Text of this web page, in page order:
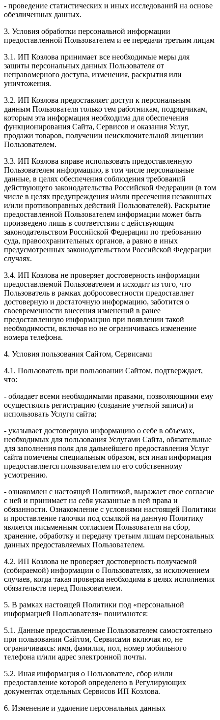
- проведение статистических и иных исследований на основе
обезличенных данных.
3. Условия обработки персональной информации
предоставленной Пользователем и ее передачи третьим лицам
3.1. ИП Козлова принимает все необходимые меры для
защиты персональных данных Пользователя от
неправомерного доступа, изменения, раскрытия или
уничтожения.
3.2. ИП Козлова предоставляет доступ к персональным
данным Пользователя только тем работникам, подрядчикам,
которым эта информация необходима для обеспечения
функционирования Сайта, Сервисов и оказания Услуг,
продажи товаров, получении неисключительной лицензии
Пользователем.
3.3. ИП Козлова вправе использовать предоставленную
Пользователем информацию, в том числе персональные
данные, в целях обеспечения соблюдения требований
действующего законодательства Российской Федерации (в том
числе в целях предупреждения и/или пресечения незаконных
и/или противоправных действий Пользователей). Раскрытие
предоставленной Пользователем информации может быть
произведено лишь в соответствии с действующим
законодательством Российской Федерации по требованию
суда, правоохранительных органов, а равно в иных
предусмотренных законодательством Российской Федерации
случаях.
3.4. ИП Козлова не проверяет достоверность информации
предоставляемой Пользователем и исходит из того, что
Пользователь в рамках добросовестности предоставляет
достоверную и достаточную информацию, заботится о
своевременности внесения изменений в ранее
предоставленную информацию при появлении такой
необходимости, включая но не ограничиваясь изменение
номера телефона.
4. Условия пользования Сайтом, Сервисами
4.1. Пользователь при пользовании Сайтом, подтверждает,
что:
- обладает всеми необходимыми правами, позволяющими ему
осуществлять регистрацию (создание учетной записи) и
использовать Услуги сайта;
- указывает достоверную информацию о себе в объемах,
необходимых для пользования Услугами Сайта, обязательные
для заполнения поля для дальнейшего предоставления Услуг
сайта помечены специальным образом, вся иная информация
предоставляется пользователем по его собственному
усмотрению.
- ознакомлен с настоящей Политикой, выражает свое согласие
с ней и принимает на себя указанные в ней права и
обязанности. Ознакомление с условиями настоящей Политики
и проставление галочки под ссылкой на данную Политику
является письменным согласием Пользователя на сбор,
хранение, обработку и передачу третьим лицам персональных
данных предоставляемых Пользователем.
4.2. ИП Козлова не проверяет достоверность получаемой
(собираемой) информации о Пользователях, за исключением
случаев, когда такая проверка необходима в целях исполнения
обязательств перед Пользователем.
5. В рамках настоящей Политики под «персональной
информацией Пользователя» понимаются:
5.1. Данные предоставленные Пользователем самостоятельно
при пользовании Сайтом, Сервисами включая но, не
ограничиваясь: имя, фамилия, пол, номер мобильного
телефона и/или адрес электронной почты.
5.2. Иная информация о Пользователе, сбор и/или
предоставление которой определено в Регулирующих
документах отдельных Сервисов ИП Козлова.
6. Изменение и удаление персональных данных